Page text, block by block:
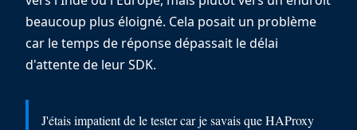
beaucoup plus éloigné. Cela posait un problème
car le temps de réponse dépassait le délai
d'attente de leur SDK.
J'étais impatient de le tester car je savais que HAProxy